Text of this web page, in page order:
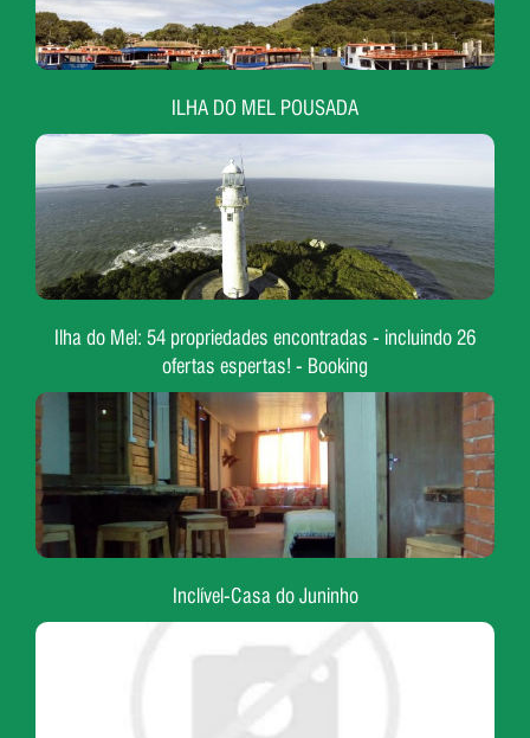
ILHA DO MEL POUSADA
Ilha do Mel: 54 propriedades encontradas - incluindo 26
ofertas espertas! - Booking
Inclível-Casa do Juninho